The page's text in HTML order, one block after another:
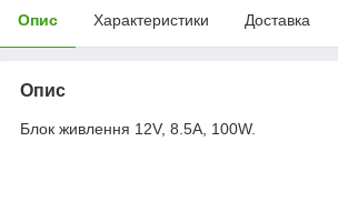
Опис Характеристики Доставка
Опис
Блок живлення 12V, 8.5A, 100W.